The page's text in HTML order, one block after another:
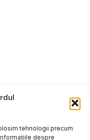
tehnologii precum
despre